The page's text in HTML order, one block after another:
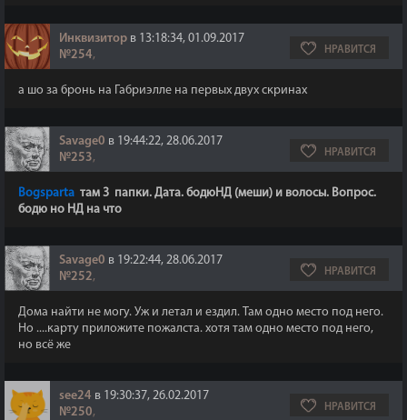
Инквизитор в 13:18:34, 01.09.2017
№254, НРАВИТСЯ
а шо за бронь на Габриэлле на первых двух скринах
Savage0 в 19:44:22, 28.06.2017
№253, НРАВИТСЯ
Bogsparta там 3 папки. Дата. бодюНД (меши) и волосы. Вопрос.
бодю но НД на что
Savage0 в 19:22:44, 28.06.2017
№252, НРАВИТСЯ
Дома найти не могу. Уж и летал и ездил. Там одно место под него.
Но ....карту приложите пожалста. хотя там одно место под него,
но всё же
see24 в 19:30:37, 26.02.2017
№250, НРАВИТСЯ